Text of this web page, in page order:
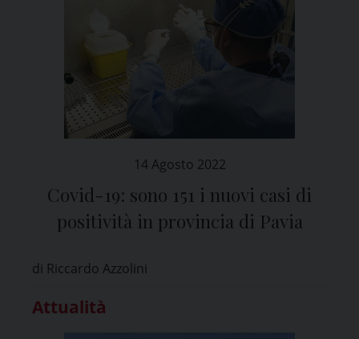
14 Agosto 2022
Covid-19: sono 151 i nuovi casi di
positività in provincia di Pavia
di Riccardo Azzolini
Attualità